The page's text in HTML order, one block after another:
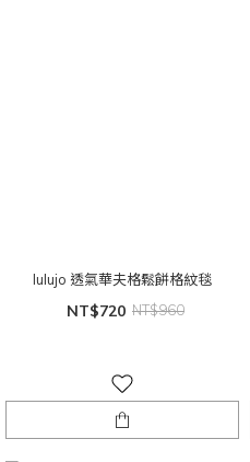
lulujo 透氣華夫格鬆餅格紋毯
NT$720 NT$960